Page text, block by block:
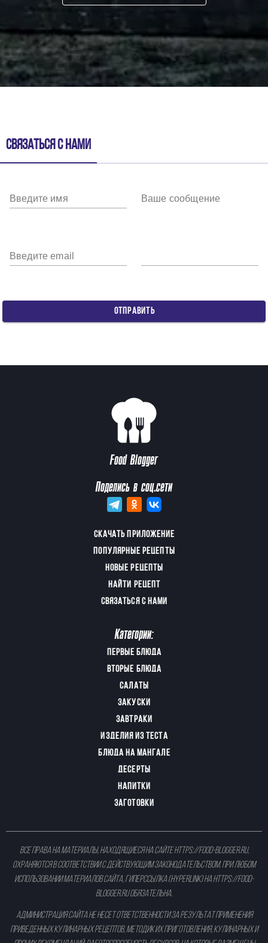
Связаться с нами
Введите имя
Введите email
Ваше сообщение
ОТПРАВИТЬ
Food Blogger
Поделись в соц.сети
СКАЧАТЬ ПРИЛОЖЕНИЕ
ПОПУЛЯРНЫЕ РЕЦЕПТЫ
НОВЫЕ РЕЦЕПТЫ
НАЙТИ РЕЦЕПТ
СВЯЗАТЬСЯ С НАМИ
Категории:
ПЕРВЫЕ БЛЮДА
ВТОРЫЕ БЛЮДА
САЛАТЫ
ЗАКУСКИ
ЗАВТРАКИ
ИЗДЕЛИЯ ИЗ ТЕСТА
БЛЮДА НА МАНГАЛЕ
ДЕСЕРТЫ
НАПИТКИ
ЗАГОТОВКИ
Все права на материалы, находящиеся на сайтеhttps://food-blogger.ru,
охраняются в соответствии с действующим законодательством. При любом
использовании материалов сайта, гиперссылка (hyperlink) наhttps://food-
blogger.ruобязательна.
Администрация сайта не несет ответственности за результат применения
приведенных кулинарных рецептов, методик их приготовления, кулинарных и